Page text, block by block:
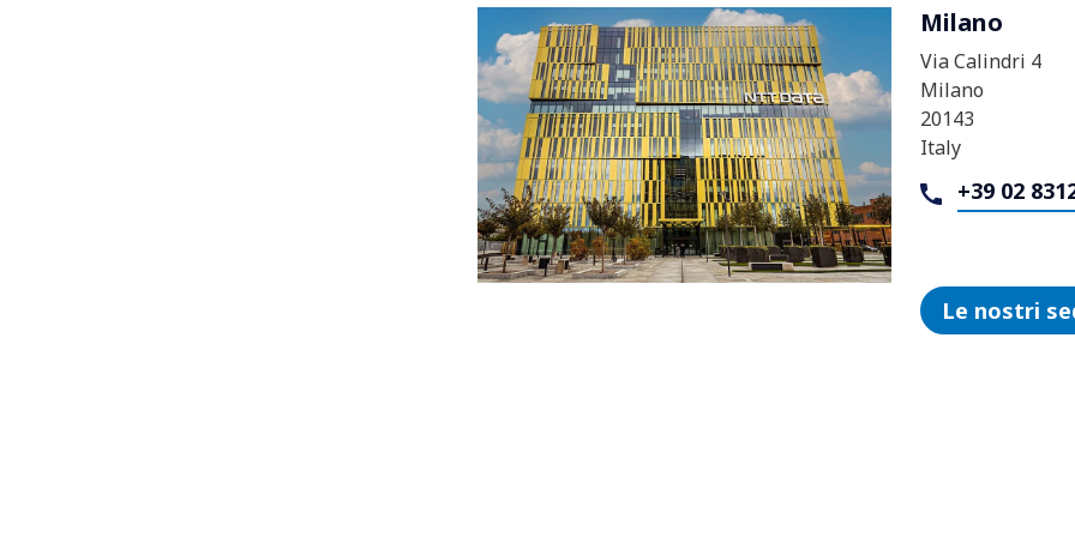
Milano
Via Calindri 4
Milano
20143
Italy
+39 02
Le nostri